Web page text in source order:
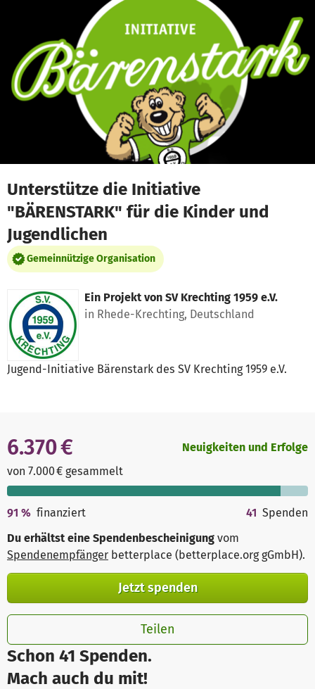
Zum Hauptinhalt springen
Erklärung zur Barrierefreiheit anzeigen
Unterstütze die Initiative
"BÄRENSTARK" für die Kinder und
Jugendlichen
Gemeinnützige Organisation
Ein Projekt von SV Krechting 1959 e.V.
in Rhede-Krechting, Deutschland
Jugend-Initiative Bärenstark des SV Krechting 1959 e.V.
Schon 41 Spenden.
Mach auch du mit!
6.370 €
von 7.000 € gesammelt
Neuigkeiten und Erfolge
91 % finanziert 41 Spenden
Du erhältst eine Spendenbescheinigung vom
Spendenempfänger betterplace (betterplace.org gGmbH).
Jetzt spenden
Teilen